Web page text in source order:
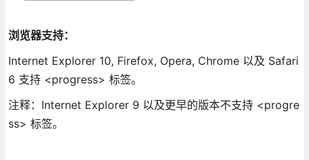
浏览器支持：
Internet Explorer 10, Firefox, Opera, Chrome 以及 Safari
6 支持 <progress> 标签。
注释：Internet Explorer 9 以及更早的版本不支持 <progre
ss> 标签。